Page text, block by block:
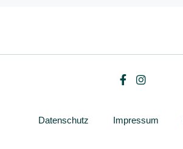
Datenschutz Impressum